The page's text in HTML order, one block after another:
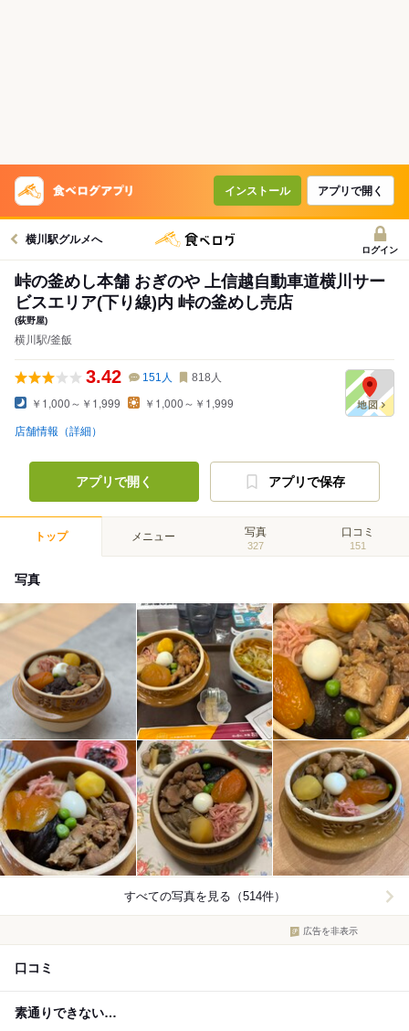
インストール アプリで開く
横川駅グルメへ
ログイン
峠の釜めし本舗 おぎのや 上信越自動車道横川サー
ビスエリア(下り線)内 峠の釜めし売店
(荻野屋)
横川駅/釜飯
3.42 151 人 818 人
￥1,000～￥1,999 ￥1,000～￥1,999
店舗情報（詳細）
アプリで開く アプリで保存
トップ メニュー 写真
327
口コミ
151
写真
すべての写真を見る（514件）
広告を非表示
口コミ
素通りできない…